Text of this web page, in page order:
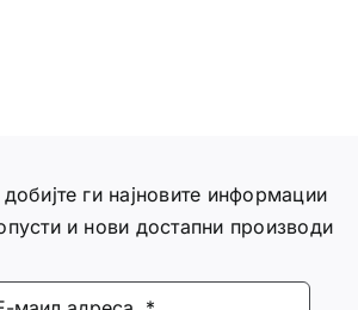
ги најновите информации
и нови достапни производи